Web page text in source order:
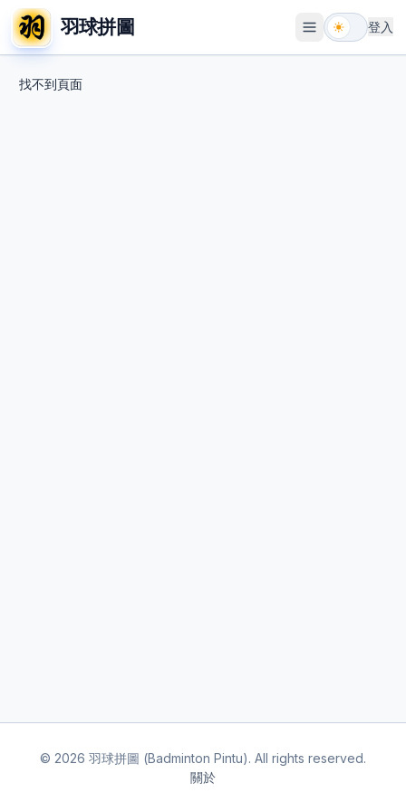
羽球拼圖 開啟選單
登入
找不到頁面
© 2026 羽球拼圖 (Badminton Pintu). All rights reserved.
關於